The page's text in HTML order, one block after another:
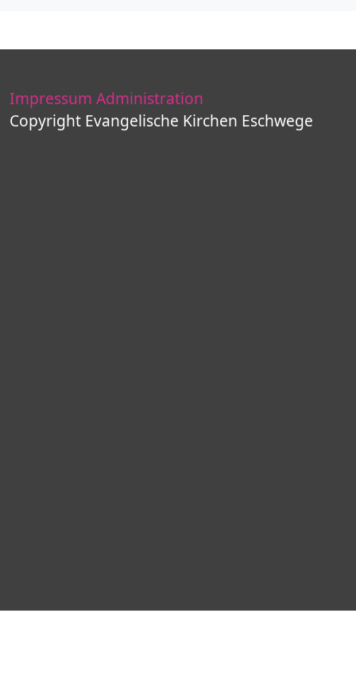
Impressum Administration
Copyright Evangelische Kirchen Eschwege